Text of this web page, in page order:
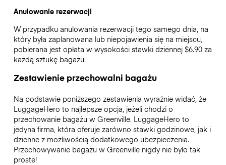
Anulowanie rezerwacji
W przypadku anulowania rezerwacji tego samego dnia, na
który była zaplanowana lub niepojawienia się na miejscu,
pobierana jest opłata w wysokości stawki dziennej $6.90 za
każdą sztukę bagażu.
Zestawienie przechowalni bagażu
Na podstawie poniższego zestawienia wyraźnie widać, że
LuggageHero to najlepsze opcja, jeżeli chodzi o
przechowanie bagażu w Greenville. LuggageHero to
jedyna firma, która oferuje zarówno stawki godzinowe, jak i
dzienne z możliwością dodatkowego ubezpieczenia.
Przechowywanie bagażu w Greenvillenigdy nie było tak
proste!